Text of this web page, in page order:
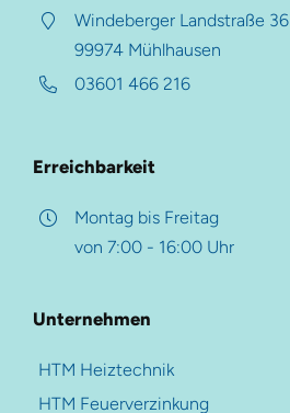
Windeberger Landstraße 36
99974 Mühlhausen
03601 466 216
Erreichbarkeit
Montag bis Freitag
von 7:00 - 16:00 Uhr
Unternehmen
HTM Heiztechnik
HTM Feuerverzinkung
Zusammengefasst
Termingerechte Lieferung
Pulverbeschichtung
Farben- und Oberflächen
Hauptmenü
HTM Gruppe
HTM Verzinkung
HTM Beschichtung
Referenzen
Kontakt